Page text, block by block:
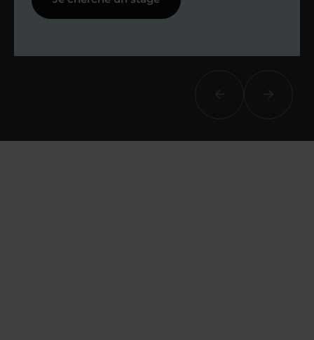
réalisés, votre enseignant et moi-
même vous proposons des points et